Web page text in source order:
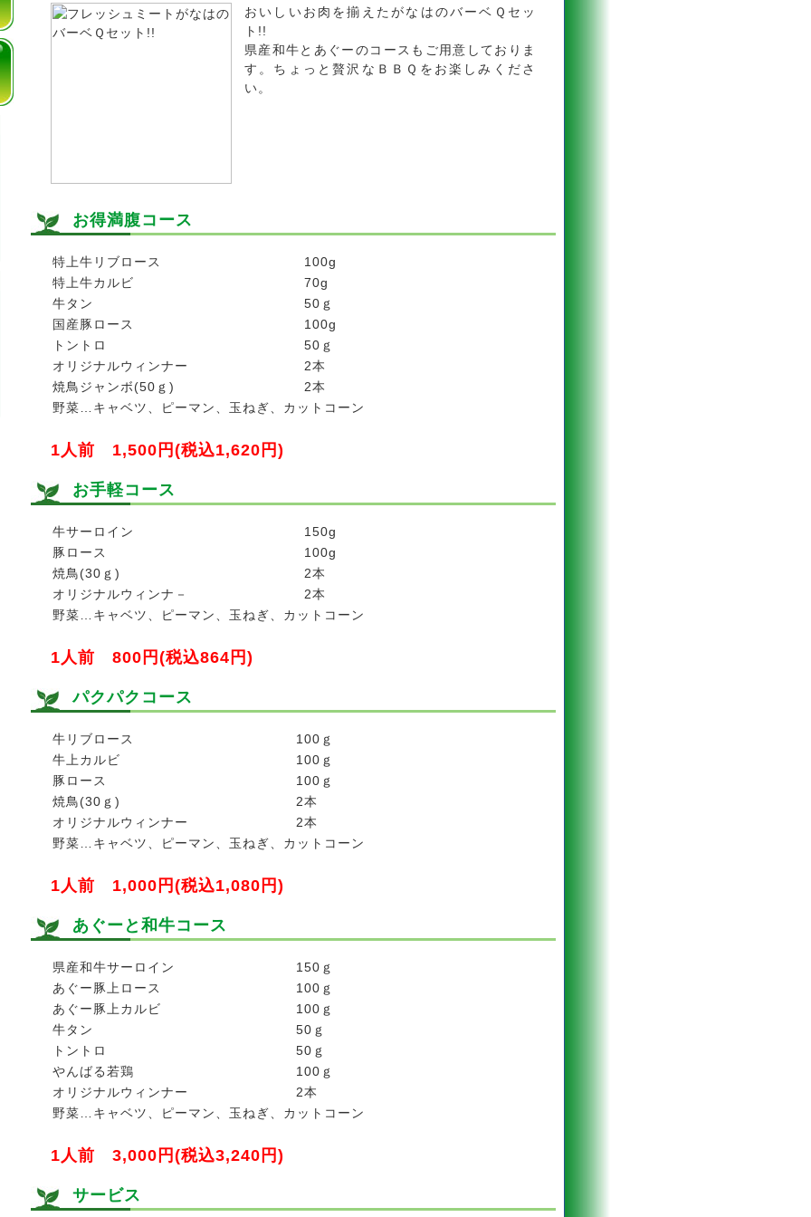
おいしいお肉を揃えたがなはのバーベＱセッ
ト!!
県産和牛とあぐーのコースもご用意しておりま
す。ちょっと贅沢なＢＢＱをお楽しみくださ
い。
お得満腹コース
特上牛リブロース
100g
特上牛カルビ
70g
牛タン
50ｇ
国産豚ロース
100g
トントロ
50ｇ
オリジナルウィンナー
2本
焼鳥ジャンボ(50ｇ)
2本
野菜…キャベツ、ピーマン、玉ねぎ、カットコーン
1人前 1,500円(税込1,620円)
お手軽コース
牛サーロイン
150g
豚ロース
100g
焼鳥(30ｇ)
2本
オリジナルウィンナ－
2本
野菜…キャベツ、ピーマン、玉ねぎ、カットコーン
1人前 800円(税込864円)
パクパクコース
牛リブロース
100ｇ
牛上カルビ
100ｇ
豚ロース
100ｇ
焼鳥(30ｇ)
2本
オリジナルウィンナー
2本
野菜…キャベツ、ピーマン、玉ねぎ、カットコーン
1人前 1,000円(税込1,080円)
あぐーと和牛コース
県産和牛サーロイン
150ｇ
あぐー豚上ロース
100ｇ
あぐー豚上カルビ
100ｇ
牛タン
50ｇ
トントロ
50ｇ
やんばる若鶏
100ｇ
オリジナルウィンナー
2本
野菜…キャベツ、ピーマン、玉ねぎ、カットコーン
1人前 3,000円(税込3,240円)
サービス